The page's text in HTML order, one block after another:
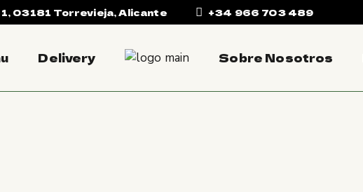
03181 Torrevieja, Alicante +34 966 703 489
Delivery Sobre Nosotros